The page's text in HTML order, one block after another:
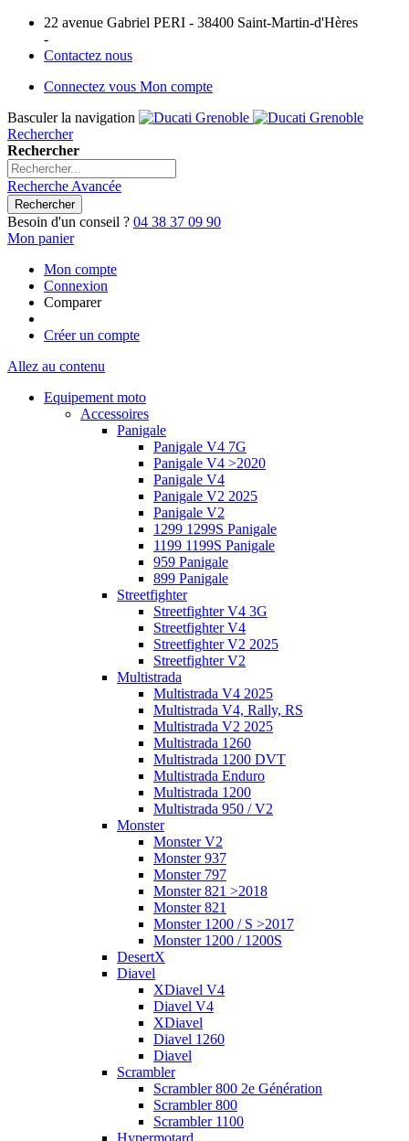
22 avenue Gabriel PERI - 38400 Saint-Martin-d'Hères
-
Contactez nous
Connectez vous Mon compte
Basculer la navigation
Rechercher
Rechercher
Recherche Avancée
Rechercher
Besoin d'un conseil ? 04 38 37 09 90
Mon panier
Mon compte
Connexion
Comparer
Créer un compte
Allez au contenu
Equipement moto
Accessoires
Panigale
Panigale V4 7G
Panigale V4 >2020
Panigale V4
Panigale V2 2025
Panigale V2
1299 1299S Panigale
1199 1199S Panigale
959 Panigale
899 Panigale
Streetfighter
Streetfighter V4 3G
Streetfighter V4
Streetfighter V2 2025
Streetfighter V2
Multistrada
Multistrada V4 2025
Multistrada V4, Rally, RS
Multistrada V2 2025
Multistrada 1260
Multistrada 1200 DVT
Multistrada Enduro
Multistrada 1200
Multistrada 950 / V2
Monster
Monster V2
Monster 937
Monster 797
Monster 821 >2018
Monster 821
Monster 1200 / S >2017
Monster 1200 / 1200S
DesertX
Diavel
XDiavel V4
Diavel V4
XDiavel
Diavel 1260
Diavel
Scrambler
Scrambler 800 2e Génération
Scrambler 800
Scrambler 1100
Hypermotard